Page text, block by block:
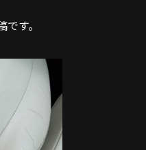
す。